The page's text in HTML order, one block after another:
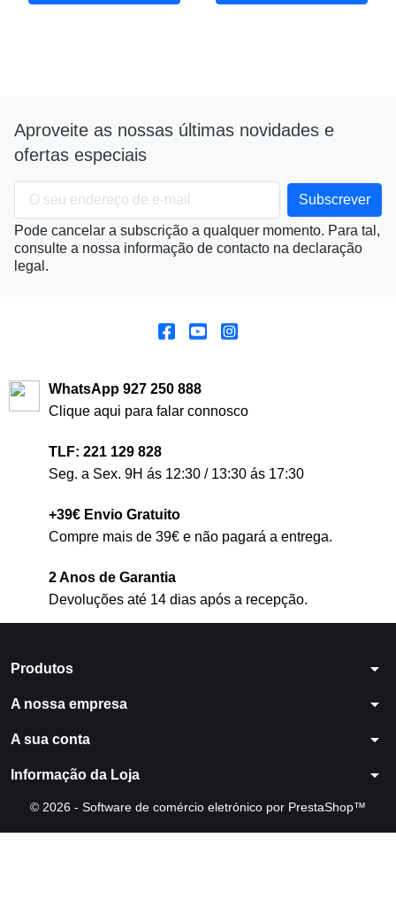
Aproveite as nossas últimas novidades e
ofertas especiais
Pode cancelar a subscrição a qualquer momento. Para tal,
consulte a nossa informação de contacto na declaração
legal.
WhatsApp 927 250 888
Clique aqui para falar connosco
TLF: 221 129 828
Seg. a Sex. 9H ás 12:30 / 13:30 ás 17:30
+39€ Envio Gratuito
Compre mais de 39€ e não pagará a entrega.
2 Anos de Garantia
Devoluções até 14 dias após a recepção.
Produtos arrow_drop_down
A nossa empresa arrow_drop_down
A sua conta arrow_drop_down
Informação da Loja arrow_drop_down
© 2026 - Software de comércio eletrónico por PrestaShop™